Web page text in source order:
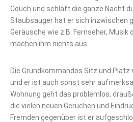
Couch und schläft die ganze Nacht
Staubsauger hat er sich inzwischen
Geräusche wie z.B. Fernseher,
machen ihm nichts aus.
Die Grundkommandos Sitz und
und er ist auch sonst sehr
Wohnung geht das problemlos,
die vielen neuen Gerüchen und
Fremden gegenüber ist er